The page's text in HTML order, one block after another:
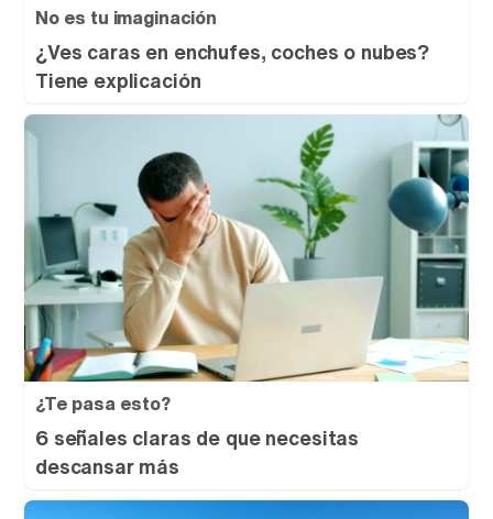
No es tu imaginación
¿Ves caras en enchufes, coches o nubes?
Tiene explicación
¿Te pasa esto?
6 señales claras de que necesitas
descansar más